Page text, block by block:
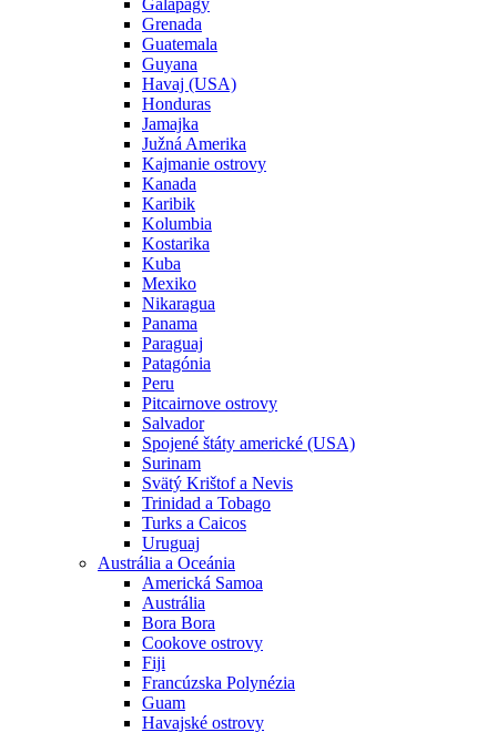
Galapágy
Grenada
Guatemala
Guyana
Havaj (USA)
Honduras
Jamajka
Južná Amerika
Kajmanie ostrovy
Kanada
Karibik
Kolumbia
Kostarika
Kuba
Mexiko
Nikaragua
Panama
Paraguaj
Patagónia
Peru
Pitcairnove ostrovy
Salvador
Spojené štáty americké (USA)
Surinam
Svätý Krištof a Nevis
Trinidad a Tobago
Turks a Caicos
Uruguaj
Austrália a Oceánia
Americká Samoa
Austrália
Bora Bora
Cookove ostrovy
Fiji
Francúzska Polynézia
Guam
Havajské ostrovy